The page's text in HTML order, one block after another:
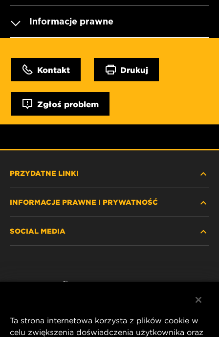
Informacje prawne
Kontakt Drukuj
Zgłoś problem
PRZYDATNE LINKI
GDZIE KUPIĆ
INFORMACJE PRAWNE I PRYWATNOŚĆ
SOCIAL MEDIA
Ta strona internetowa korzysta z plików cookie w
celu zwiększenia doświadczenia użytkownika oraz